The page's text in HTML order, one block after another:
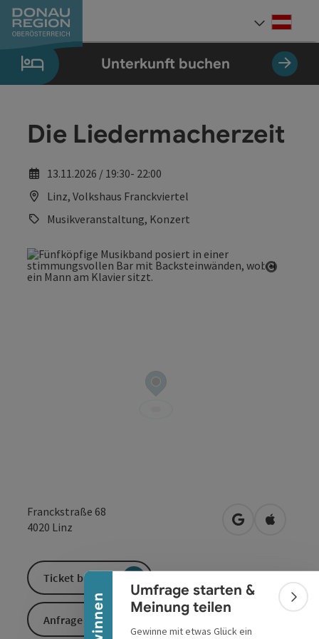
Zum Inhalt
Zur Navigation
Zum Seitenanfang
Zur Kontaktseite
Zum Impressum
Zur Startseite
Banner einklappen
Umfrage starten &
Meinung teilen
Gewinne mit etwas Glück ein
Unterkunft buchen
Die Liedermacherzeit
13.11.2026 / 19:30- 22:00
Linz, Volkshaus Franckviertel
Musikveranstaltung, Konzert
Franckstraße 68
4020 Linz in Googlein Apple
Ticket buchen
Anfrage senden